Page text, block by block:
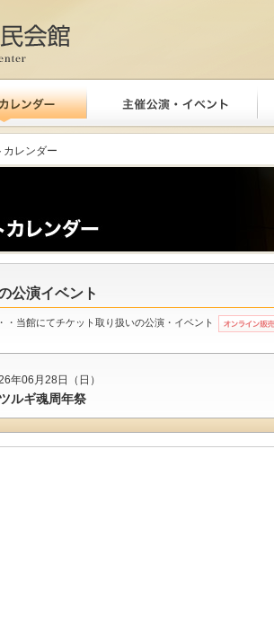
会館
カレンダー
公演イベント
・・当館にてチケット取り扱いの公演・イベント
年06月28日（日）
ルギ魂周年祭